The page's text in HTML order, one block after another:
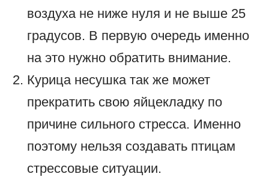
воздуха не ниже нуля и не выше 25
градусов. В первую очередь именно
на это нужно обратить внимание.
Курица несушка так же может
прекратить свою яйцекладку по
причине сильного стресса. Именно
поэтому нельзя создавать птицам
стрессовые ситуации.